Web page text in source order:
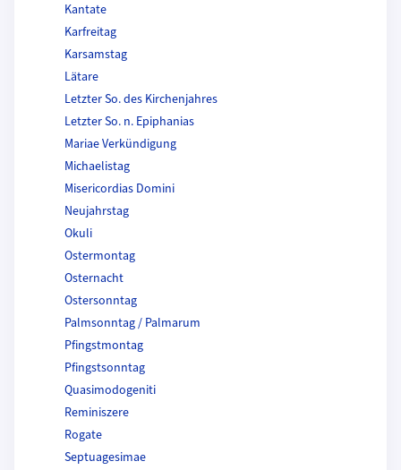
Kantate
Karfreitag
Karsamstag
Lätare
Letzter So. des Kirchenjahres
Letzter So. n. Epiphanias
Mariae Verkündigung
Michaelistag
Misericordias Domini
Neujahrstag
Okuli
Ostermontag
Osternacht
Ostersonntag
Palmsonntag / Palmarum
Pfingstmontag
Pfingstsonntag
Quasimodogeniti
Reminiszere
Rogate
Septuagesimae